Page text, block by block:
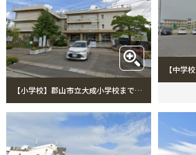
【小学校】郡山市立大成小学校まで742m 郡山市立大成小学校